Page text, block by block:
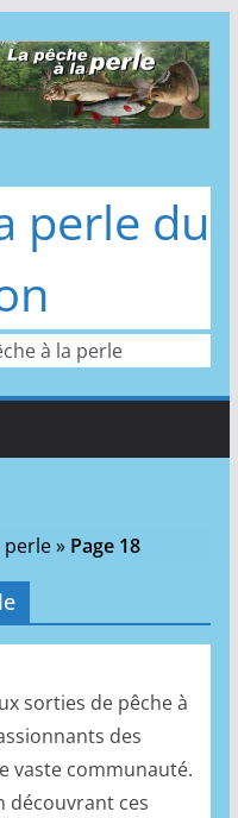
perle du
à la perle
perle» Page 18
sorties de pêche à
des
vaste communauté.
découvrant ces